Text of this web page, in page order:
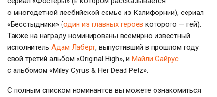
о многодетной лесбийской семье из Калифорнии), сериал
«Бесстыдники» (один из главных героев которого — гей).
Также на награду номинированы всемирно известный
исполнитель Адам Лаберт, выпустивший в прошлом году
свой третий альбом «Original High», и Майли Сайрус
с альбомом «Miley Cyrus & Her Dead Petz».
С полным списком номинантов вы можете ознакомиться